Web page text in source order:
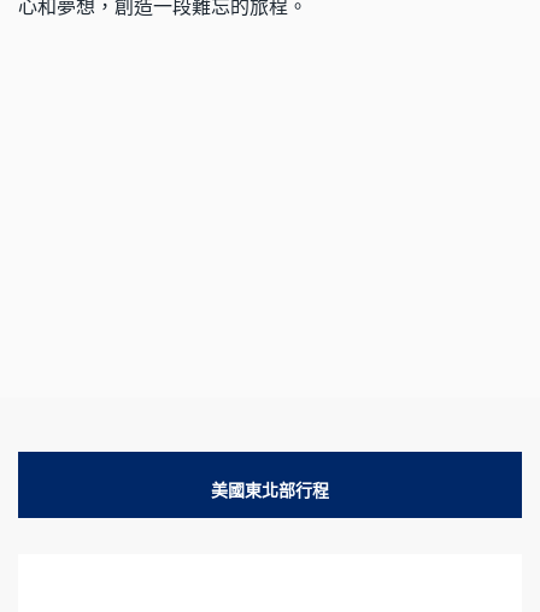
心和夢想，創造一段難忘的旅程。
美國東北部行程